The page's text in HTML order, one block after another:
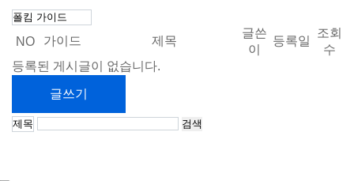
NO 가이드 제목
글쓴
이
등록일
조회
수
등록된 게시글이 없습니다.
글쓰기
검